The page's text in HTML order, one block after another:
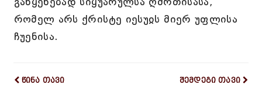
რომელ არს ქრისტე იესუჲს მიერ უფლისა
ჩუენისა.
წინა თავი შემდეგი თავი